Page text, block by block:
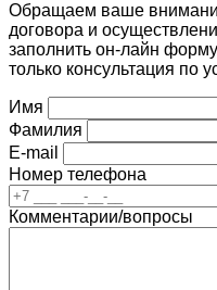
Обращаем ваше
договора и
заполнить он-лайн
только консультация по
Имя
Фамилия
E-mail
Номер телефона
Комментарии/вопросы